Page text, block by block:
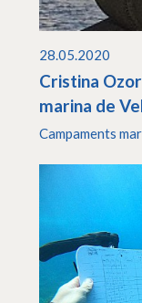
28.05.2020
Cristina
marina de
Campaments